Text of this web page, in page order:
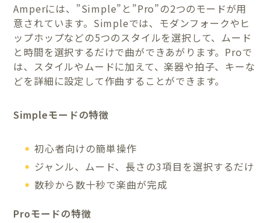
Amperには、”Simple”と”Pro”の2つのモードが用
意されています。Simpleでは、モダンフォークやヒ
ップホップなどの5つのスタイルを選択して、ムード
と時間を選択するだけで曲ができあがります。Proで
は、スタイルやムードに加えて、楽器や拍子、キーな
どを詳細に設定して作曲することができます。
Simpleモードの特徴
初心者向けの簡単操作
ジャンル、ムード、長さの3項目を選択するだけ
数秒から数十秒で楽曲が完成
Proモードの特徴